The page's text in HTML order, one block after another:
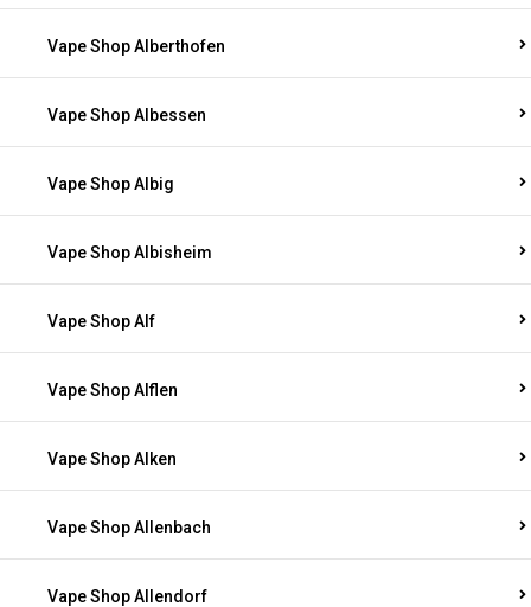
Vape Shop Alberthofen
Vape Shop Albessen
Vape Shop Albig
Vape Shop Albisheim
Vape Shop Alf
Vape Shop Alflen
Vape Shop Alken
Vape Shop Allenbach
Vape Shop Allendorf